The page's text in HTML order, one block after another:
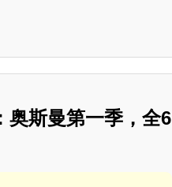
奥斯曼第一季，全6